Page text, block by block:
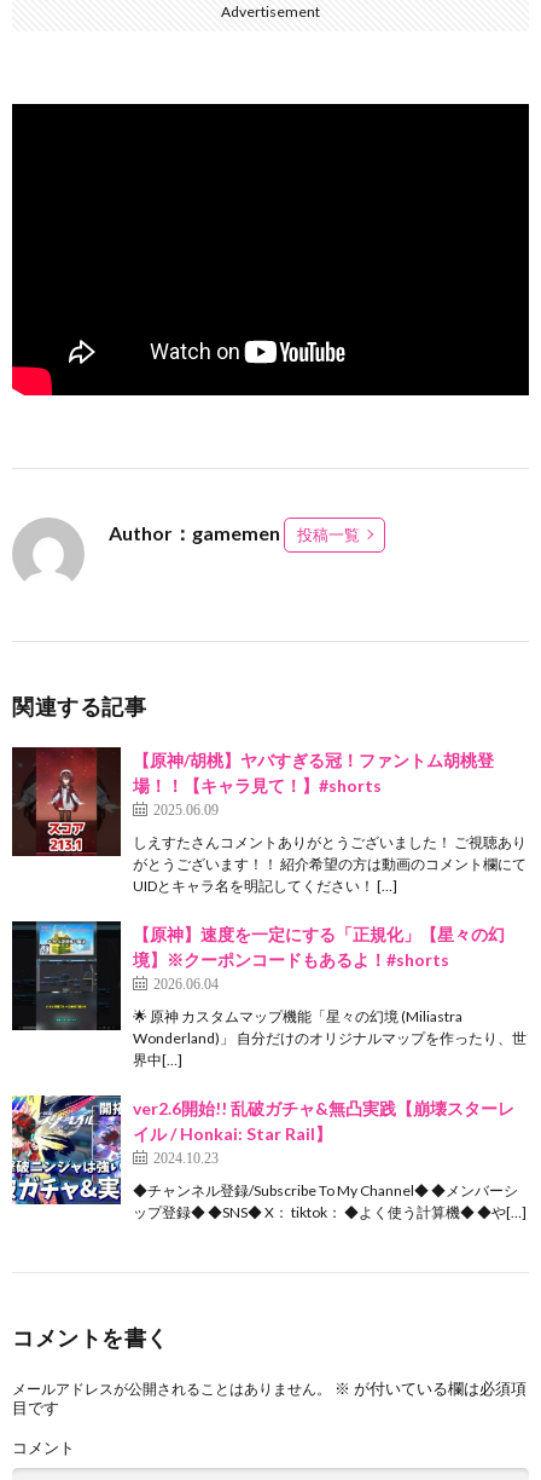
Advertisement
Author：gamemen 投稿一覧
関連する記事
【原神/胡桃】ヤバすぎる冠！ファントム胡桃登
場！！【キャラ見て！】#shorts
2025.06.09
しえすたさんコメントありがとうございました！ ご視聴あり
がとうございます！！ 紹介希望の方は動画のコメント欄にて
UIDとキャラ名を明記してください！ […]
【原神】速度を一定にする「正規化」【星々の幻
境】※クーポンコードもあるよ！#shorts
2026.06.04
🌟 原神 カスタムマップ機能「星々の幻境 (Miliastra
Wonderland)」 自分だけのオリジナルマップを作ったり、世
界中[…]
ver2.6開始!! 乱破ガチャ&無凸実践【崩壊スターレ
イル / Honkai: Star Rail】
2024.10.23
◆チャンネル登録/Subscribe To My Channel◆ ◆メンバーシ
ップ登録◆ ◆SNS◆ X： tiktok： ◆よく使う計算機◆ ◆や[…]
コメントを書く
メールアドレスが公開されることはありません。 ※ が付いている欄は必須項
目です
コメント